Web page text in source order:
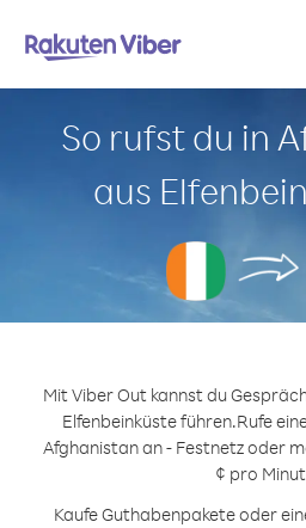
So rufst du in
aus
Mit Viber Out kannst du
Elfenbeinküste führen.Rufe
Afghanistan an - Festnetz oder
¢ pro
Kaufe Guthabenpakete oder